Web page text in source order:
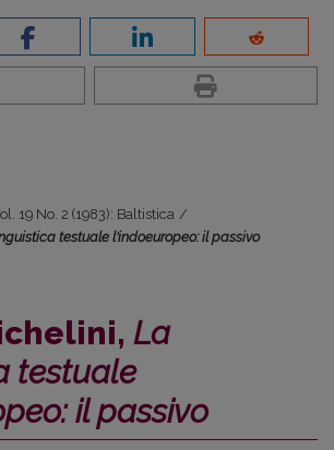
19 No. 2 (1983): Baltistica /
testuale l'indoeuropeo: il passivo
La
testuale
il passivo